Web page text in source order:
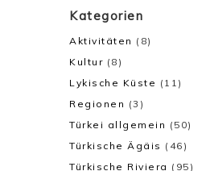
Kategorien
Aktivitäten (8)
Kultur (8)
Lykische Küste (11)
Regionen (3)
Türkei allgemein (50)
Türkische Ägäis (46)
Türkische Riviera (95)